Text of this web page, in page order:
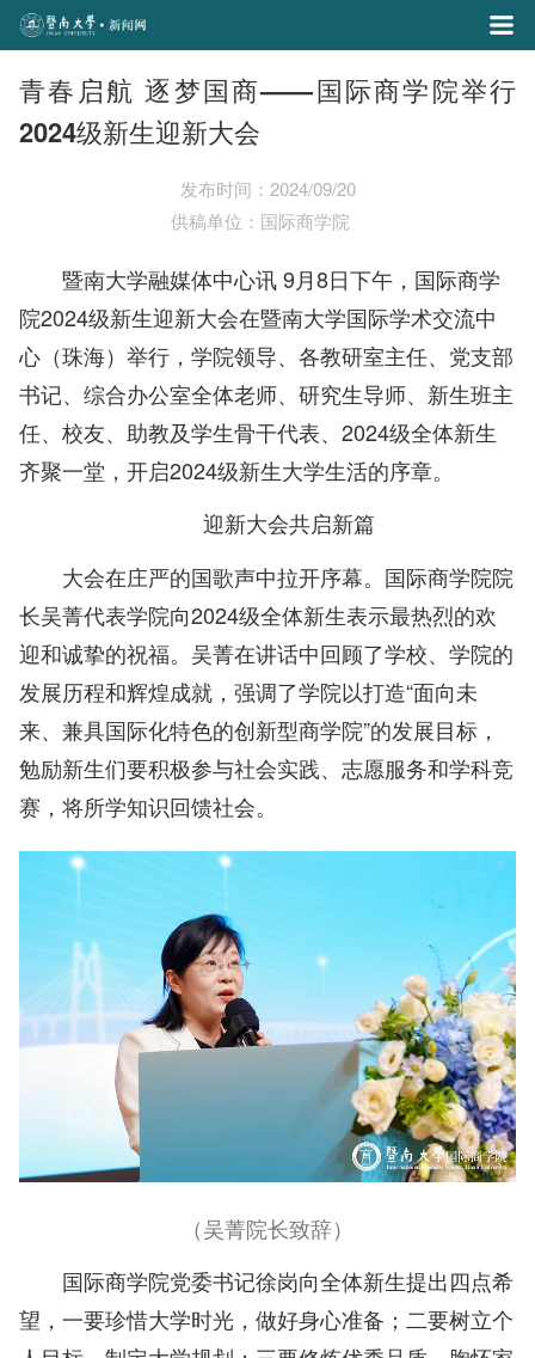
青春启航 逐梦国商——国际商学院举行
2024级新生迎新大会
发布时间：2024/09/20
供稿单位：国际商学院
暨南大学融媒体中心讯 9月8日下午，国际商学
院2024级新生迎新大会在暨南大学国际学术交流中
心（珠海）举行，学院领导、各教研室主任、党支部
书记、综合办公室全体老师、研究生导师、新生班主
任、校友、助教及学生骨干代表、2024级全体新生
齐聚一堂，开启2024级新生大学生活的序章。
迎新大会共启新篇
大会在庄严的国歌声中拉开序幕。国际商学院院
长吴菁代表学院向2024级全体新生表示最热烈的欢
迎和诚挚的祝福。吴菁在讲话中回顾了学校、学院的
发展历程和辉煌成就，强调了学院以打造“面向未
来、兼具国际化特色的创新型商学院”的发展目标，
勉励新生们要积极参与社会实践、志愿服务和学科竞
赛，将所学知识回馈社会。
（吴菁院长致辞）
国际商学院党委书记徐岗向全体新生提出四点希
望，一要珍惜大学时光，做好身心准备；二要树立个